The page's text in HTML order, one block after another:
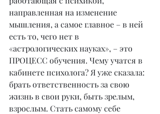
направленная на изменение
мышления, а самое главное – в ней
есть то, чего нет в
«астрологических науках», – это
ПРОЦЕСС обучения. Чему учатся в
кабинете психолога? Я уже сказала:
брать ответственность за свою
жизнь в свои руки, быть зрелым,
взрослым. Стать самому себе